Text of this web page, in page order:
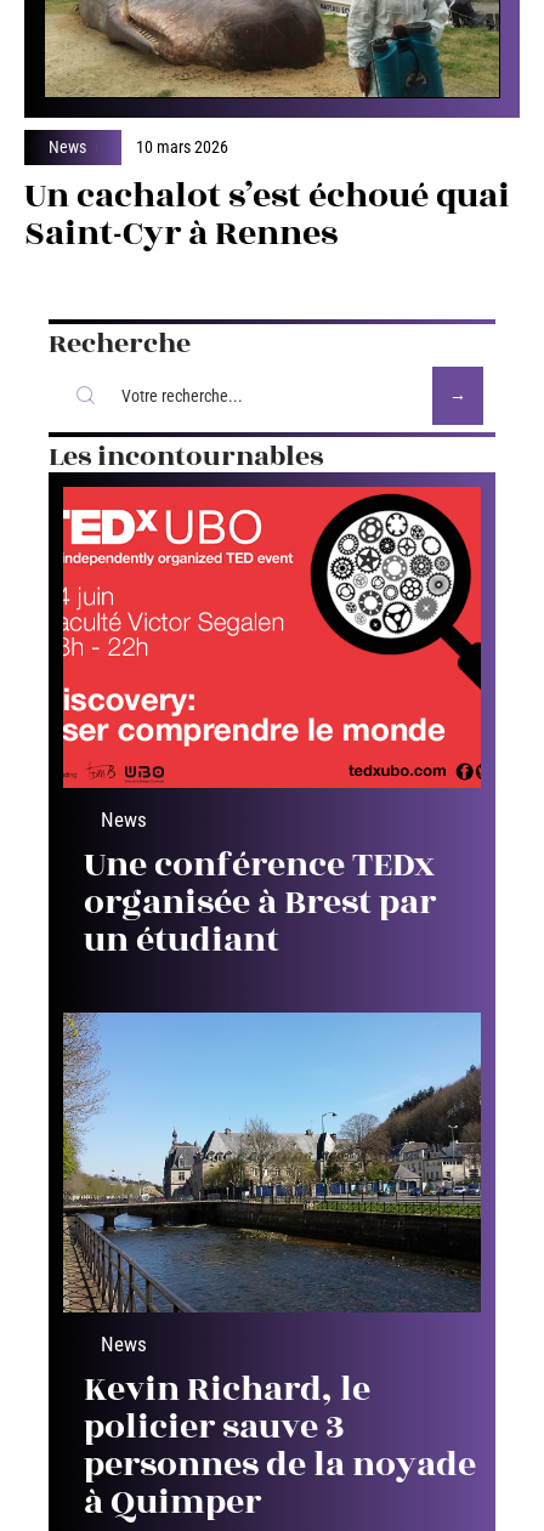
News 10 mars 2026
Un cachalot s’est échoué quai
Saint-Cyr à Rennes
Recherche
Les incontournables
News
Une conférence TEDx
organisée à Brest par
un étudiant
News
Kevin Richard, le
policier sauve 3
personnes de la noyade
à Quimper